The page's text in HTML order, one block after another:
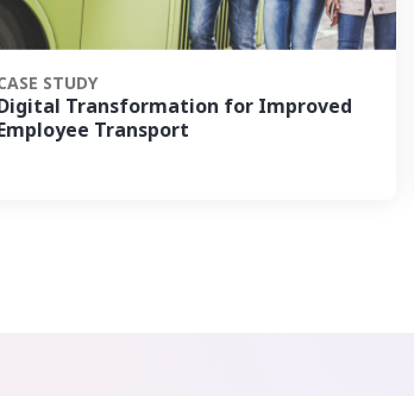
STUDY
Transformation for Improved
Transport